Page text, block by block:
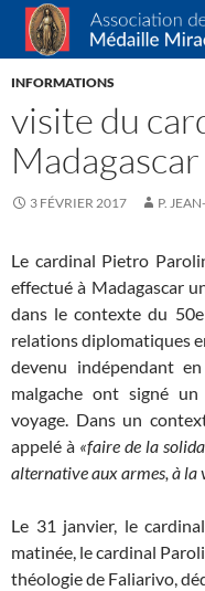
Association de la
Recherche
ALLER
INFORMATIONS
visite du
Madagascar
3 FÉVRIER 2017 P.
Le cardinal Pietro
effectué à Madagascar
dans le contexte du
relations diplomatiques
devenu indépendant
malgache ont signé
voyage. Dans un
appelé à «faire de la
alternative aux armes, à la
Le 31 janvier, le
matinée, le cardinal
théologie de Faliarivo,